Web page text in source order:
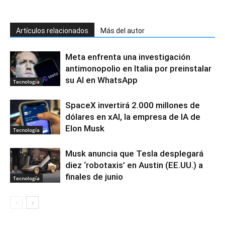
Artículos relacionados Más del autor
Tecnología
Meta enfrenta una investigación
antimonopolio en Italia por preinstalar
su AI en WhatsApp
Tecnología
SpaceX invertirá 2.000 millones de
dólares en xAI, la empresa de IA de
Elon Musk
Tecnología
Musk anuncia que Tesla desplegará
diez ‘robotaxis’ en Austin (EE.UU.) a
finales de junio